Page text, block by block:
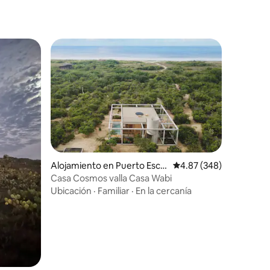
Alojamiento en Puerto Esco
ndido
Calificación promedio:
4.87 (348)
Casa Cosmos valla Casa Wabi
Ubicación · Familiar · En la cercanía